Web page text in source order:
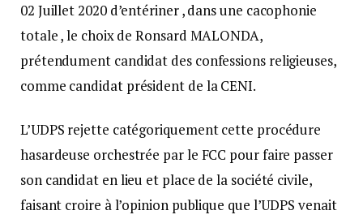
02 Juillet 2020 d’entériner , dans une cacophonie
totale , le choix de Ronsard MALONDA,
prétendument candidat des confessions religieuses,
comme candidat président de la CENI.
L’UDPS rejette catégoriquement cette procédure
hasardeuse orchestrée par le FCC pour faire passer
son candidat en lieu et place de la société civile,
faisant croire à l’opinion publique que l’UDPS venait